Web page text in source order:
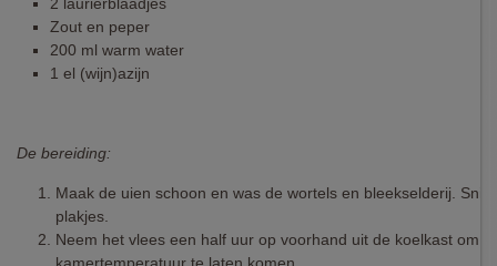
Zout en peper
200 ml warm water
1 el (wijn)azijn
De bereiding:
Maak de uien schoon en was de wortels en bleekselderij.
plakjes.
Neem het vlees een half uur op voorhand uit de koelkast om